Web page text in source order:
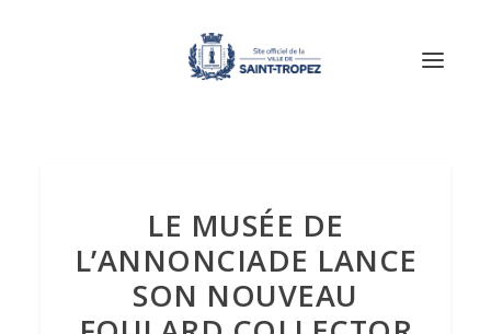
LE MUSÉE DE
L’ANNONCIADE LANCE
SON NOUVEAU